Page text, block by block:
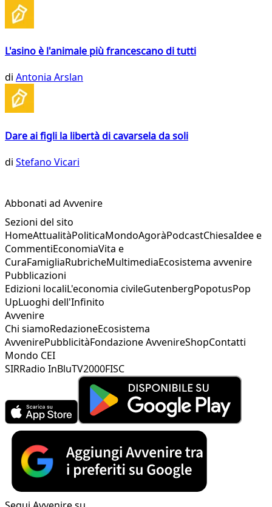
L'asino è l'animale più francescano di tutti
di Antonia Arslan
Dare ai figli la libertà di cavarsela da soli
di Stefano Vicari
Abbonati ad Avvenire
Sezioni del sito
HomeAttualitàPoliticaMondoAgoràPodcastChiesaIdee e
CommentiEconomiaVita e
CuraFamigliaRubricheMultimediaEcosistema avvenire
Pubblicazioni
Edizioni localiL'economia civileGutenbergPopotusPop
UpLuoghi dell'Infinito
Avvenire
Chi siamoRedazioneEcosistema
AvvenirePubblicitàFondazione AvvenireShopContatti
Mondo CEI
SIRRadio InBluTV2000FISC